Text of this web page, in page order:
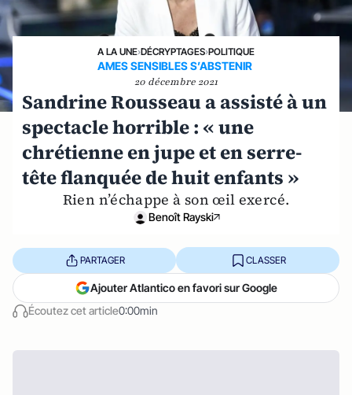
A LA UNE›DÉCRYPTAGES›POLITIQUE
AMES SENSIBLES S’ABSTENIR
20 décembre 2021
Sandrine Rousseau a assisté à un
spectacle horrible : « une
chrétienne en jupe et en serre-
tête flanquée de huit enfants »
Rien n’échappe à son œil exercé.
Benoît Rayski
Écoutez cet article0:00min
PARTAGER CLASSER
Ajouter Atlantico en favori sur Google